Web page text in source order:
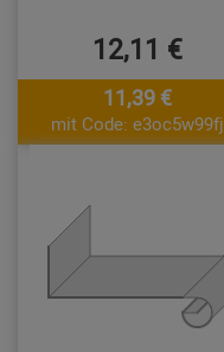
12,11 €
11,39 €
mit Code: e3oc5w99fj